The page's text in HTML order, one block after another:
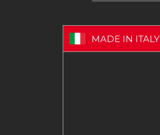
MADE IN ITALY